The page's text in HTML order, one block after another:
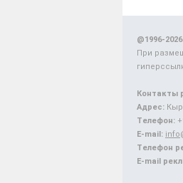
@1996-2026
При
Контакты
Адрес:
Телефон:
E-mail:
Телефон
E-mail